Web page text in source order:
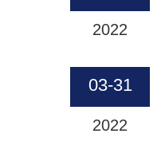
2022
03-31
2022